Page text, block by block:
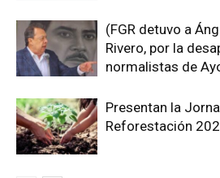
(FGR detuvo a
Rivero, por la
normalistas de
Presentan la
Reforestación